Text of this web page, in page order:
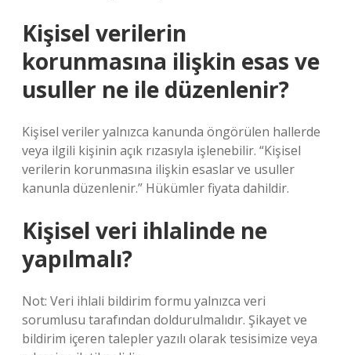
Kişisel verilerin
korunmasına ilişkin esas ve
usuller ne ile düzenlenir?
Kişisel veriler yalnızca kanunda öngörülen hallerde
veya ilgili kişinin açık rızasıyla işlenebilir. “Kişisel
verilerin korunmasına ilişkin esaslar ve usuller
kanunla düzenlenir.” Hükümler fiyata dahildir.
Kişisel veri ihlalinde ne
yapılmalı?
Not: Veri ihlali bildirim formu yalnızca veri
sorumlusu tarafından doldurulmalıdır. Şikayet ve
bildirim içeren talepler yazılı olarak tesisimize veya